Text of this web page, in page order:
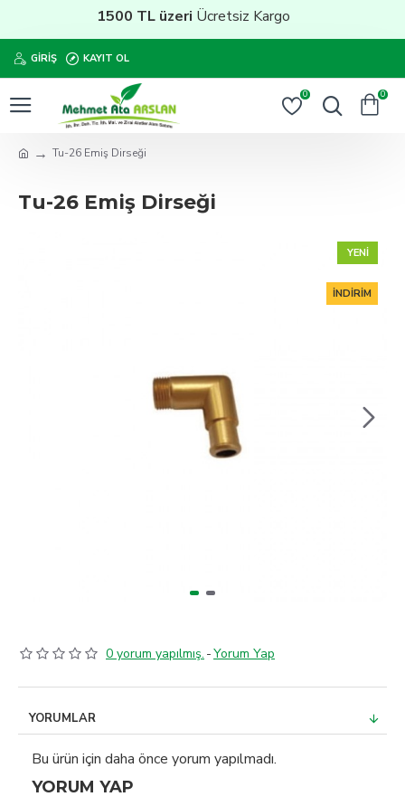
1500 TL üzeriÜcretsiz Kargo
GIRIŞ KAYIT OL
0 0
Tu-26 Emiş Dirseği
Tu-26 Emiş Dirseği
YENI
İNDIRIM
0 yorum yapılmış. -Yorum Yap
YORUMLAR
Bu ürün için daha önce yorum yapılmadı.
YORUM YAP